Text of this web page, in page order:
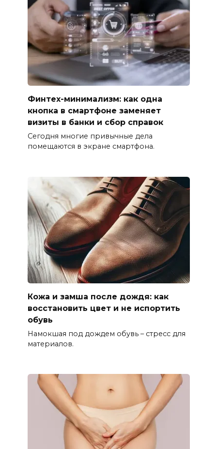
Финтех-минимализм: как одна
кнопка в смартфоне заменяет
визиты в банки и сбор справок
Сегодня многие привычные дела
помещаются в экране смартфона.
Кожа и замша после дождя: как
восстановить цвет и не испортить
обувь
Намокшая под дождем обувь – стресс для
материалов.